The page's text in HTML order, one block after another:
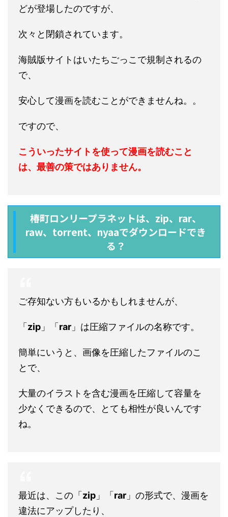
どが登場したのですが、
次々と閉鎖されています。
海賊版サイトはいたちごっこで規制されるの
で、
安心して漫画を読むことができませんね。。
ですので、
こういったサイトを使って漫画を読むこと
は、最善の策ではありません。
椿町ロンリープラネットは、zip、rar、
raw、torrent、nyaaでダウンロードでき
る？
ご存知ない方もいるかもしれませんが、
「 zip 」「 rar 」は圧縮ファイルの名称です。
簡単にいうと、画像を圧縮したファイルのこ
とで、
大量のイラストを含む漫画を圧縮して容量を
少なくできるので、とても相性が良いんです
ね。
最近は、この「 zip 」「 rar 」の形式で、漫画を
違法にアップしたり、